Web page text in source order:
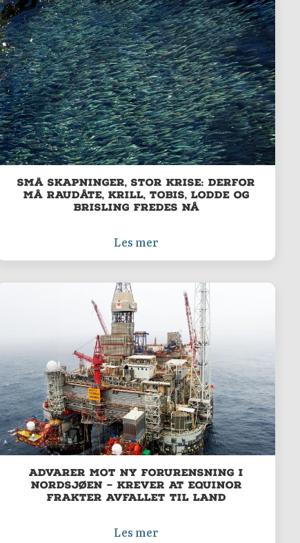
Små skapninger, stor krise: Derfor
må raudåte, krill, tobis, lodde og
brisling fredes nå
Les mer
Advarer mot ny forurensning i
Nordsjøen – krever at Equinor
frakter avfallet til land
Les mer